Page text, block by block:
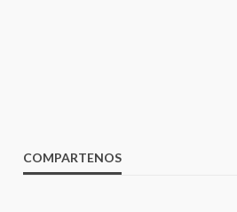
COMPARTENOS